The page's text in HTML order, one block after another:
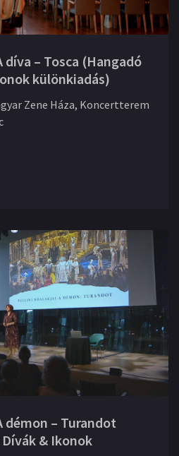
díva – Tosca (Hangadó
különkiadás)
Zene Háza, Koncertterem
démon – Turandot
& Ikonok